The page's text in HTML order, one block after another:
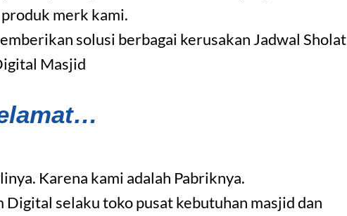
merk kami.
solusi berbagai kerusakan Jadwal Sholat
Masjid
Karena kami adalah Pabriknya.
Digital selaku toko pusat kebutuhan masjid dan